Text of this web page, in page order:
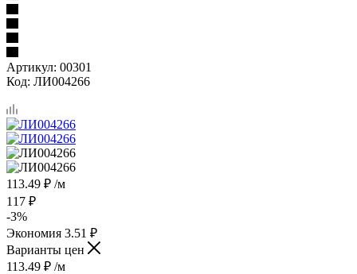
Артикул: 00301
Код: ЛИ004266
113.49 ₽ /м
117 ₽
-3%
Экономия 3.51 ₽
Варианты цен
113.49 ₽ /м